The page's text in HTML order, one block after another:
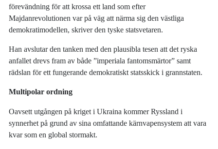
förevändning för att krossa ett land som efter
Majdanrevolutionen var på väg att närma sig den västliga
demokratimodellen, skriver den tyske statsvetaren.
Han avslutar den tanken med den plausibla tesen att det ryska
anfallet drevs fram av både ”imperiala fantomsmärtor” samt
rädslan för ett fungerande demokratiskt statsskick i grannstaten.
Multipolar ordning
Oavsett utgången på kriget i Ukraina kommer Ryssland i
synnerhet på grund av sina omfattande kärnvapensystem att vara
kvar som en global stormakt.